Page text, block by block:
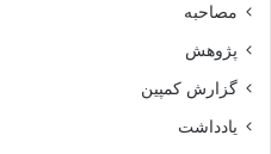
مصاحبه
پژوهش
گزارش کمپین
یادداشت